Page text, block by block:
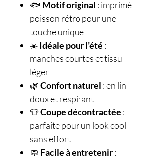
🐟 Motif original : imprimé
poisson rétro pour une
touche unique
☀️Idéale pour l’été :
manches courtes et tissu
léger
🌿Confort naturel : en lin
doux et respirant
👕Coupe décontractée :
parfaite pour un look cool
sans effort
🧼 Facile à entretenir: